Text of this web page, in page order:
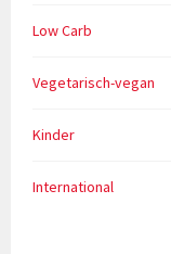
Low Carb
Vegetarisch-vegan
Kinder
International